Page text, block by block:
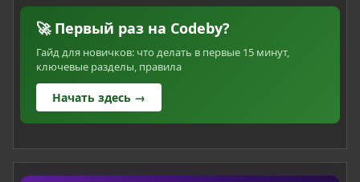
🚀 Первый раз на Codeby?
Гайд для новичков: что делать в первые 15 минут,
ключевые разделы, правила
Начать здесь →